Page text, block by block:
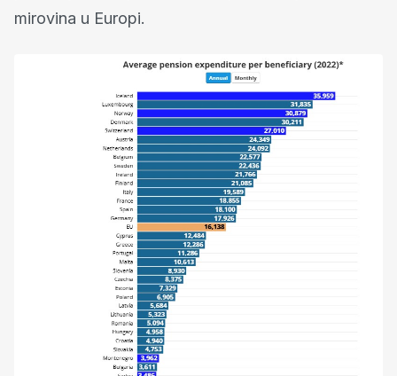
mirovina u Europi.